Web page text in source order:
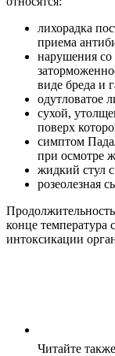
лихорадка
приема
нарушения со
виде бреда и
одутловатое
сухой,
поверх
симптом
при осмотре
жидкий стул
розеолезная
Продолжительность
конце температура
интоксикации
Читайте